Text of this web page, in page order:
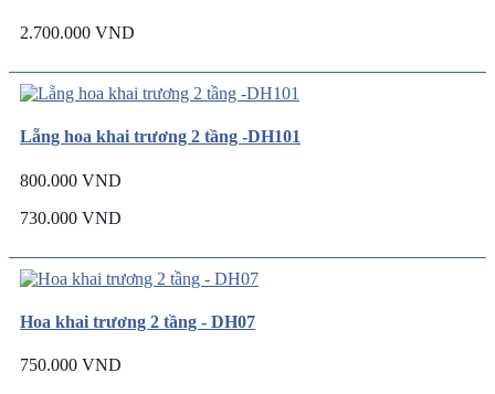
2.700.000 VND
Lẵng hoa khai trương 2 tầng -DH101
800.000 VND
730.000 VND
Hoa khai trương 2 tầng - DH07
750.000 VND